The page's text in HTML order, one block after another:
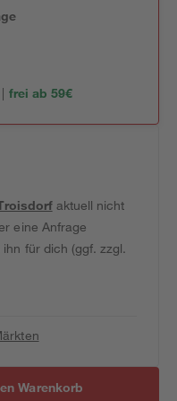
frei ab 59€
aktuell nicht
eine Anfrage
für dich (ggf. zzgl.
Warenkorb